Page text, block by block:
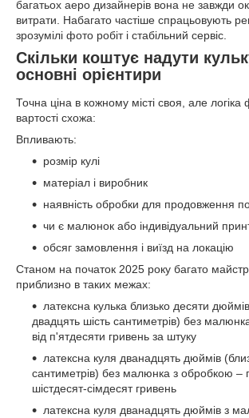
багатьох аеро дизайнерів вона не завжди
витрати. Набагато частіше спрацьовують
зрозумілі фото робіт і стабільний сервіс.
Скільки коштує надути
основні орієнтири
Точна ціна в кожному місті своя, але
вартості схожа:
Впливають:
розмір кулі
матеріал і виробник
наявність обробки для продовження
чи є малюнок або індивідуальний
обсяг замовлення і виїзд на локацію
Станом на початок 2025 року багато
приблизно в таких межах:
латексна кулька близько десяти
двадцять шість сантиметрів) без
від п'ятдесяти гривень за штуку
латексна куля дванадцять дюймів
сантиметрів) без малюнка з обробкою –
шістдесят-сімдесят гривень
латексна куля дванадцять дюймів з